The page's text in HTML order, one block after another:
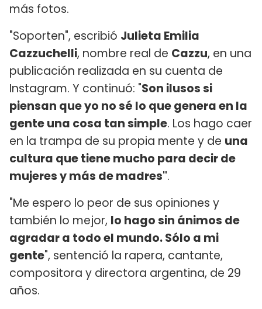
más fotos.
"Soporten", escribió Julieta Emilia
Cazzuchelli, nombre real de Cazzu, en una
publicación realizada en su cuenta de
Instagram. Y continuó: "Son ilusos si
piensan que yo no sé lo que genera en la
gente una cosa tan simple. Los hago caer
en la trampa de su propia mente y de una
cultura que tiene mucho para decir de
mujeres y más de madres".
"Me espero lo peor de sus opiniones y
también lo mejor, lo hago sin ánimos de
agradar a todo el mundo. Sólo a mi
gente", sentenció la rapera, cantante,
compositora y directora argentina, de 29
años.